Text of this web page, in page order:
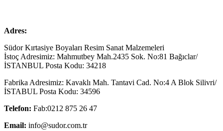
Adres:
Südor Kırtasiye Boyaları Resim Sanat Malzemeleri
İstoç Adresimiz: Mahmutbey Mah.2435 Sok. No:81 Bağıclar/
İSTANBUL Posta Kodu: 34218
Fabrika Adresimiz: Kavaklı Mah. Tantavi Cad. No:4 A Blok Silivri/
İSTABUL Posta Kodu: 34596
Telefon: Fab:0212 875 26 47
Email: info@sudor.com.tr